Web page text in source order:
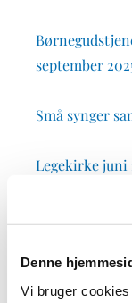
Denne
Vi bruger
september
Små synger
Legekirke juni